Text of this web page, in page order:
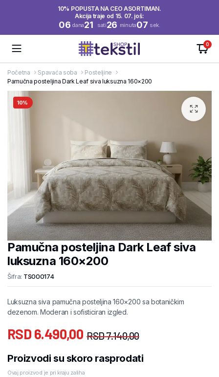
10% POPUSTA NA CEO ASORTIMAN.
Akcija traje od 15. 07. još:
06 dana21 sati26 minuta07 sek.
0
Početna Spavaća soba
Posteljine
Pamučna posteljina Dark Leaf siva luksuzna 160×200
10%
Pamučna posteljina Dark Leaf siva
luksuzna 160×200
Šifra: TS000174
Luksuzna siva pamučna posteljina 160×200 sa botaničkim
dezenom. Moderan i sofisticiran izgled.
RSD7.140,00
RSD 6.490,00
Proizvodi su skoro rasprodati
Ovaj proizvod je pri kraju zaliha